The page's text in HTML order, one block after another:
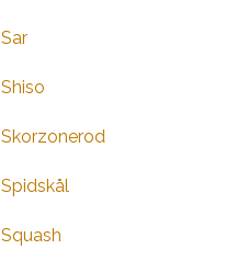
Sar
Shiso
Skorzonerod
Spidskål
Squash